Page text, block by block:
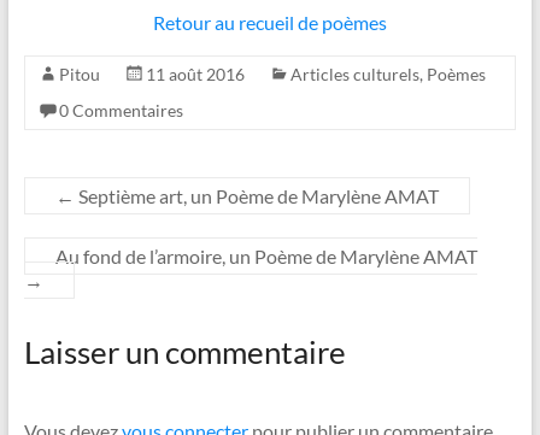
Retour au recueil de poèmes
Pitou 11 août 2016 Articles culturels, Poèmes
0 Commentaires
← Septième art, un Poème de Marylène AMAT
Au fond de l’armoire, un Poème de Marylène AMAT
→
Laisser un commentaire